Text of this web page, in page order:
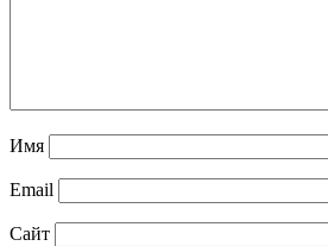
Имя
Email
Сайт